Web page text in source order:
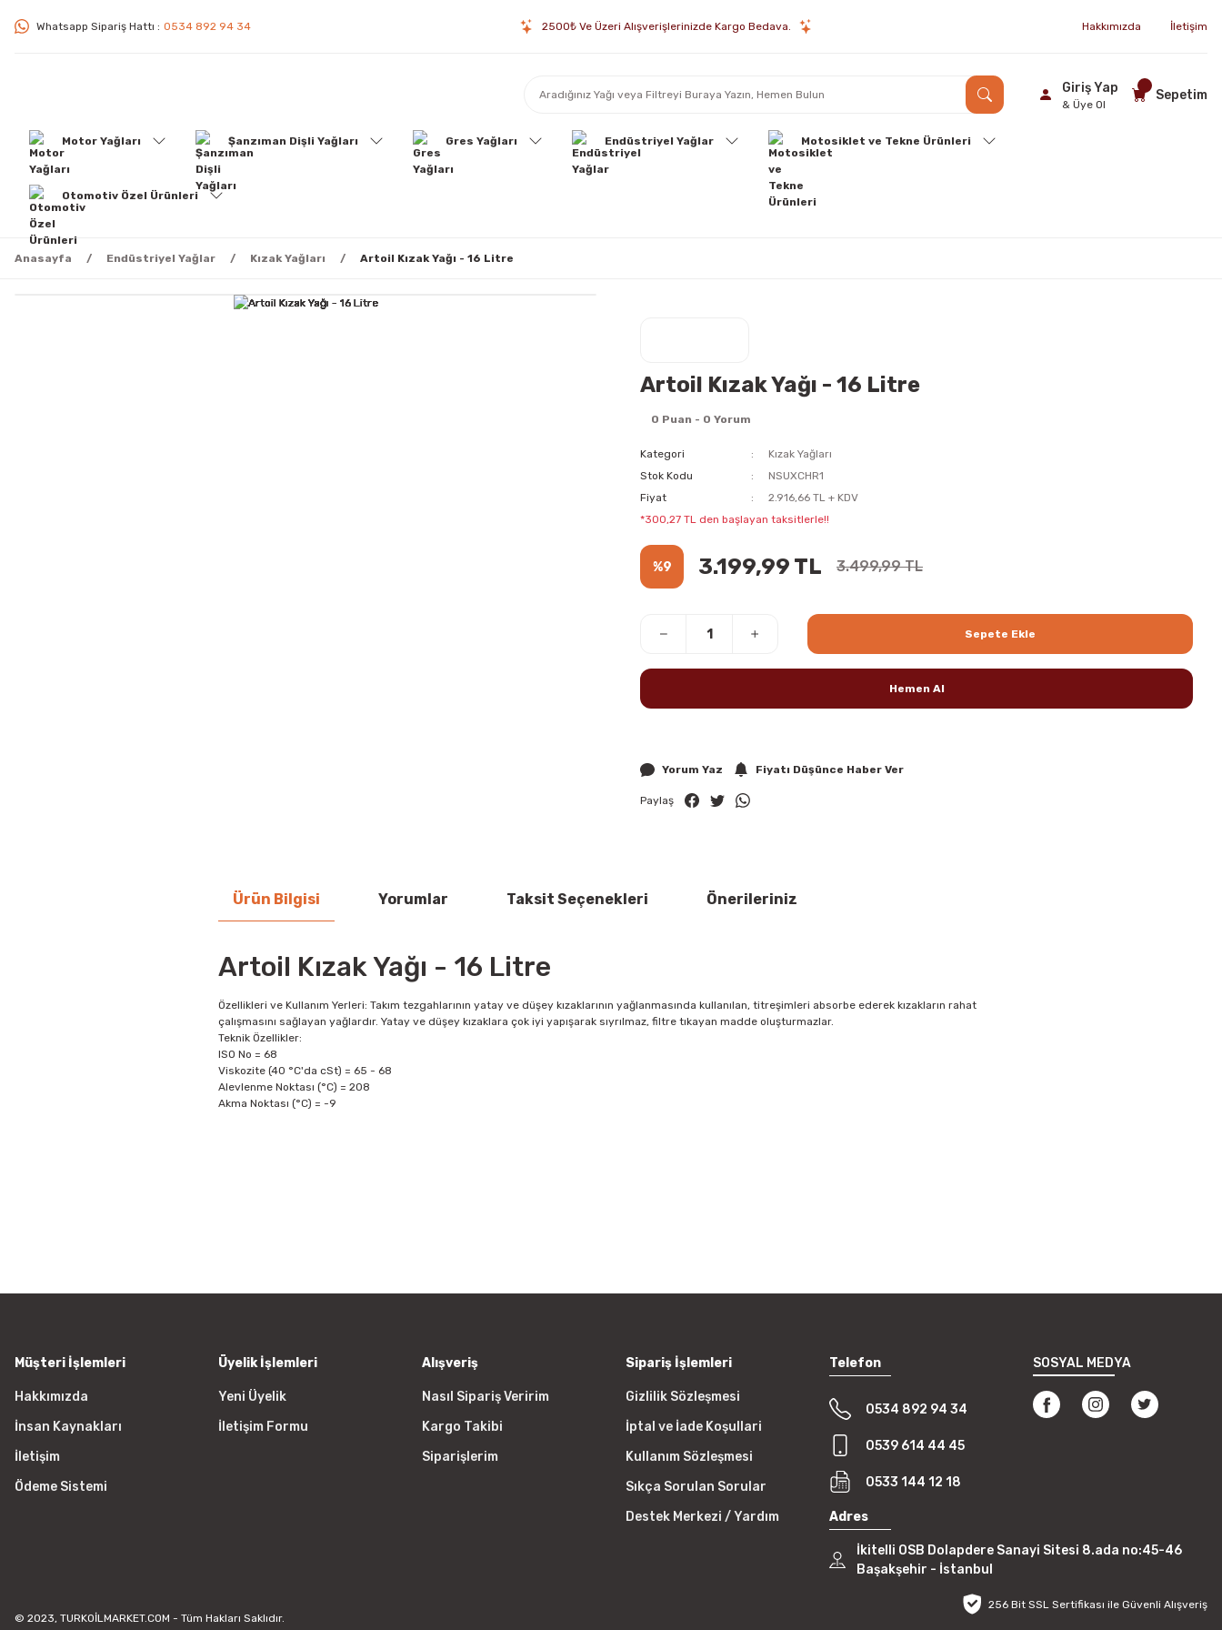
Whatsapp Sipariş Hattı : 0534 892 94 34 2500₺ Ve Üzeri Alışverişlerinizde Kargo Bedava. Hakkımızda İletişim
Giriş Yap
& Üye Ol
Sepetim
Motor Yağları Şanzıman Dişli Yağları Gres Yağları Endüstriyel Yağlar Motosiklet ve Tekne Ürünleri
Otomotiv Özel Ürünleri
Anasayfa Endüstriyel Yağlar Kızak Yağları Artoil Kızak Yağı - 16 Litre
Artoil Kızak Yağı - 16 Litre
0 Puan - 0 Yorum
Kategori
Kızak Yağları
Stok Kodu
NSUXCHR1
Fiyat
2.916,66 TL + KDV
*300,27 TL den başlayan taksitlerle!!
%9 3.199,99 TL 3.499,99 TL
Sepete Ekle
Hemen Al
Yorum Yaz Fiyatı Düşünce Haber Ver
Paylaş
Ürün Bilgisi Yorumlar Taksit Seçenekleri Önerileriniz
Artoil Kızak Yağı - 16 Litre
Özellikleri ve Kullanım Yerleri: Takım tezgahlarının yatay ve düşey kızaklarının yağlanmasında kullanılan, titreşimleri absorbe ederek kızakların rahat
çalışmasını sağlayan yağlardır. Yatay ve düşey kızaklara çok iyi yapışarak sıyrılmaz, filtre tıkayan madde oluşturmazlar.
Teknik Özellikler:
ISO No = 68
Viskozite (40 °C'da cSt) = 65 - 68
Alevlenme Noktası (°C) = 208
Akma Noktası (°C) = -9
Gönder
Müşteri İşlemleri
Hakkımızda
İnsan Kaynakları
İletişim
Ödeme Sistemi
Üyelik İşlemleri
Yeni Üyelik
İletişim Formu
Alışveriş
Nasıl Sipariş Veririm
Kargo Takibi
Siparişlerim
Sipariş İşlemleri
Gizlilik Sözleşmesi
İptal ve İade Koşullari
Kullanım Sözleşmesi
Sıkça Sorulan Sorular
Destek Merkezi / Yardım
Telefon
0534 892 94 34
0539 614 44 45
0533 144 12 18
SOSYAL MEDYA
Adres
İkitelli OSB Dolapdere Sanayi Sitesi 8.ada no:45-46
Başakşehir - İstanbul
© 2023, TURKOİLMARKET.COM - Tüm Hakları Saklıdır.
256 Bit SSL Sertifikası ile Güvenli Alışveriş